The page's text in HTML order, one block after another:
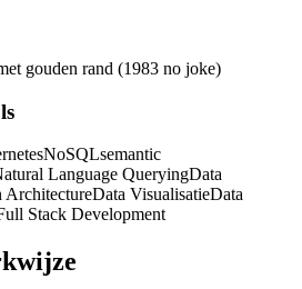
gouden rand (1983 no joke)
NoSQLsemantic
Language QueryingData
ArchitectureData VisualisatieData
Stack Development